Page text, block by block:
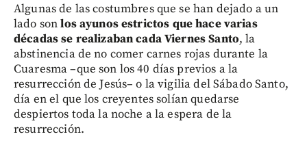
Algunas de las costumbres que se han dejado a un
lado sonlos ayunos estrictos que hace varias
décadas se realizaban cada Viernes Santo, la
abstinencia de no comer carnes rojas durante la
Cuaresma –que son los 40 días previos a la
resurrección de Jesús– o la vigilia del Sábado Santo,
día en el que los creyentes solían quedarse
despiertos toda la noche a la espera de la
resurrección.